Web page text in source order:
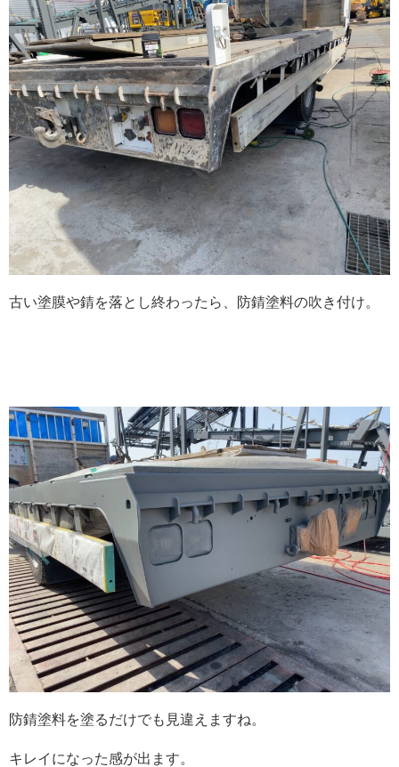
古い塗膜や錆を落とし終わったら、防錆塗料の吹き付け。
防錆塗料を塗るだけでも見違えますね。
キレイになった感が出ます。